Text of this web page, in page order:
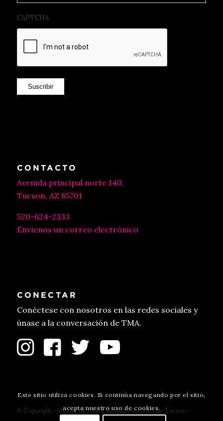
CAPTCHA
Suscribir
CONTACTO
Avenida principal norte 140,
Tucson, AZ 85701
520-624-2333
Envíenos un correo electrónico
CONECTAR
Conéctese con nosotros en las redes sociales y
únase a la conversación de TMA.
© Copyright - Museo de Arte y Bloque Histórico de Tucson -
Este sitio utiliza cookies. Si continúa navegando por el sitio,
acepta nuestro uso de cookies.